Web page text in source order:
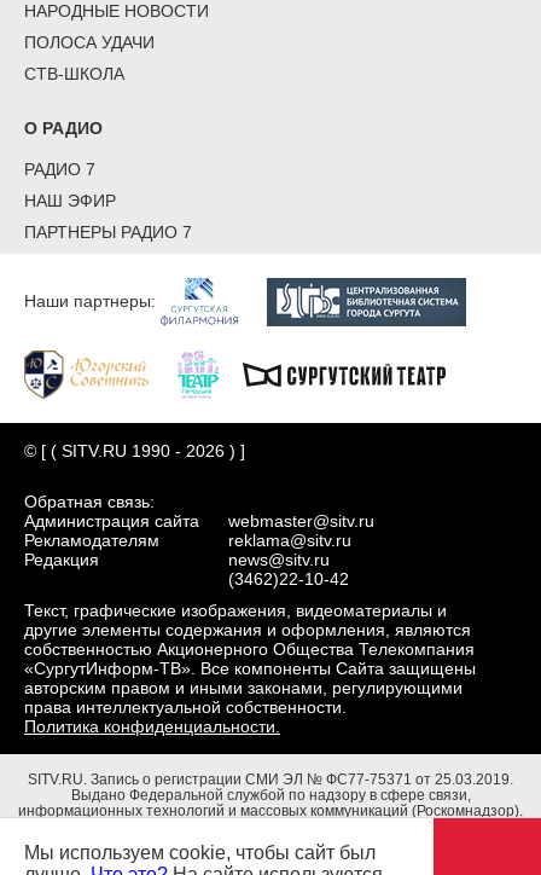
НАРОДНЫЕ НОВОСТИ
ПОЛОСА УДАЧИ
СТВ-ШКОЛА
О РАДИО
РАДИО 7
НАШ ЭФИР
ПАРТНЕРЫ РАДИО 7
Наши партнеры:
© [ ( SITV.RU 1990 - 2026 ) ]
Обратная связь:
Администрация сайта
Рекламодателям
Редакция
webmaster@sitv.ru
reklama@sitv.ru
news@sitv.ru
(3462)22-10-42
Текст, графические изображения, видеоматериалы и
другие элементы содержания и оформления, являются
собственностью Акционерного Общества Телекомпания
«СургутИнформ-ТВ». Все компоненты Сайта защищены
авторским правом и иными законами, регулирующими
права интеллектуальной собственности.
Политика конфиденциальности.
SITV.RU. Запись о регистрации СМИ ЭЛ № ФС77-75371 от 25.03.2019.
Выдано Федеральной службой по надзору в сфере связи,
информационных технологий и массовых коммуникаций (Роскомнадзор).
Адрес редакции: 628403, Тюменская обл., ХМАО - Югра, г. Сургут, ул.
Маяковского, д. 16. Главный редактор: Чубенко В.Л.
Мы используем cookie, чтобы сайт был